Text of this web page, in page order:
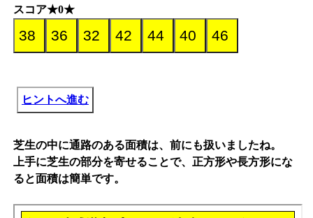
スコア★0★
ヒントへ進む
芝生の中に通路のある面積は、前にも扱いましたね。
上手に芝生の部分を寄せることで、正方形や長方形にな
ると面積は簡単です。